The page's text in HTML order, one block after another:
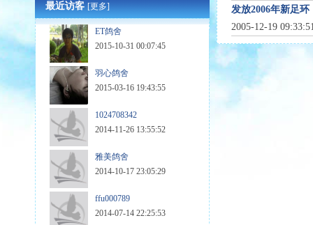
最近访客[更多]
ET鸽舍
2015-10-31 00:07:45
羽心鸽舍
2015-03-16 19:43:55
1024708342
2014-11-26 13:55:52
雅美鸽舍
2014-10-17 23:05:29
ffu000789
2014-07-14 22:25:53
发放2006年新足环
2005-12-19